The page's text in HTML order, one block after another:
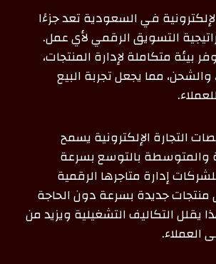
في السعودية تعد جزءًا
التسويق الرقمي لأي عمل.
بيئة متكاملة لإدارة المنتجات،
والشحن، مما يجعل تجربة البيع
التجارة الإلكترونية يسمح
والمتوسطة بالتوسع بسرعة
إدارة متاجرها الرقمية
منتجات جديدة بسرعة دون الحاجة
يقلل التكاليف التشغيلية ويزيد من
العملاء.